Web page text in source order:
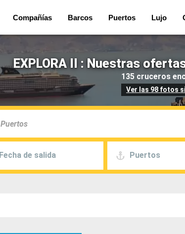
Compañías Barcos Puertos Lujo
EXPLORA II : Nuestras
135 cruceros
Ver las 98 fotos
Fecha de salida Puertos